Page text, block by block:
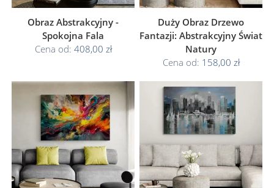
Obraz Abstrakcyjny -
Spokojna Fala
Cena od: 408,00 zł
Duży Obraz Drzewo
Fantazji: Abstrakcyjny Świat
Natury
Cena od: 158,00 zł